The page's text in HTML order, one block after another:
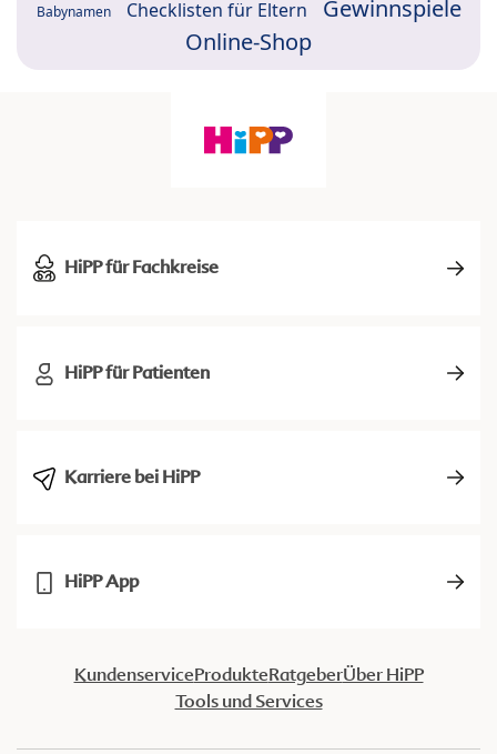
Babynamen Checklisten für Eltern
Gewinnspiele
Online-Shop
HiPP für Fachkreise
HiPP für Patienten
Karriere bei HiPP
HiPP App
KundenserviceProdukteRatgeberÜber HiPP
Tools und Services